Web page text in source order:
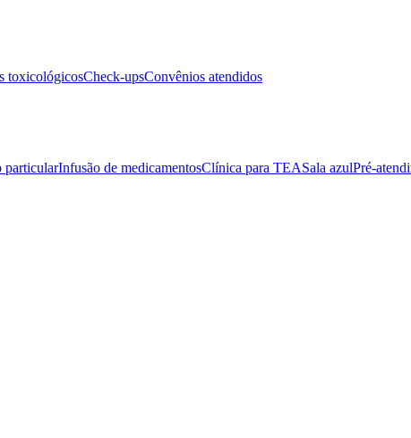
toxicológicosCheck-upsConvênios atendidos
particularInfusão de medicamentosClínica para TEASala azulPré-